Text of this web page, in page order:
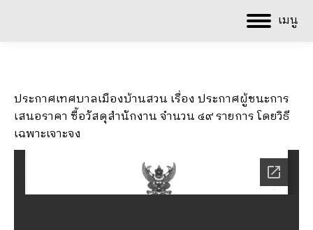
เมนู
ประกาศเทศบาลเมืองบ้านสวน เรื่อง ประกาศผู้ชนะการ
เสนอราคา ซื้อวัสดุสำนักงาน จำนวน ๔๙ รายการ โดยวิธี
เฉพาะเจาะจง